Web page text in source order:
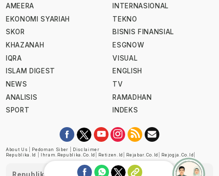
AMEERA
EKONOMI SYARIAH
SKOR
KHAZANAH
IQRA
ISLAM DIGEST
NEWS
ANALISIS
SPORT
INTERNASIONAL
TEKNO
BISNIS FINANSIAL
ESGNOW
VISUAL
ENGLISH
TV
RAMADHAN
INDEKS
About Us Pedoman Siber
Disclaimer
Republika.id
Ihram.republika.co.id Retizen.id Rejabar.co.id Rejogja.co.id
Republika telah diverifikasi oleh Dewan Pers